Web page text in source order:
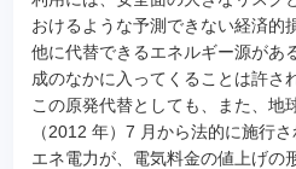
おけるような予測できない経済的
他に代替できるエネルギー源があ
成のなかに入ってくることは許さ
この原発代替としても、また、地
（2012 年）7 月から法的に施行
エネ電力が、電気料金の値上げの